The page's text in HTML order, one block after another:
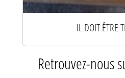
IL DOIT ÊTRE
Retrouvez-nous